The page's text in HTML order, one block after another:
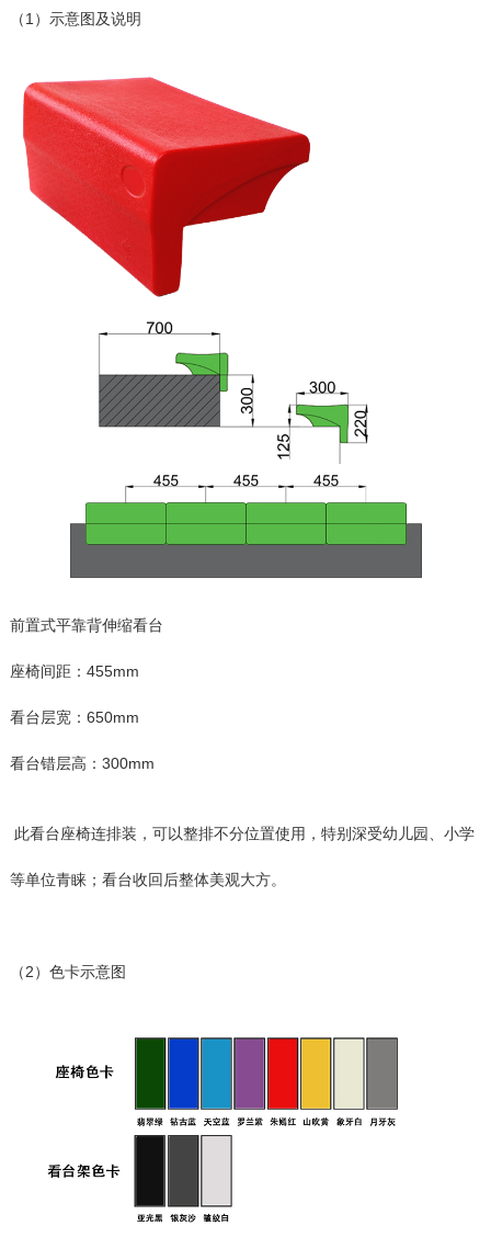
（1）示意图及说明
前置式平靠背伸缩看台
座椅间距：455mm
看台层宽：650mm
看台错层高：300mm
此看台座椅连排装，可以整排不分位置使用，特别深受幼儿园、小学
等单位青睐；看台收回后整体美观大方。
（2）色卡示意图